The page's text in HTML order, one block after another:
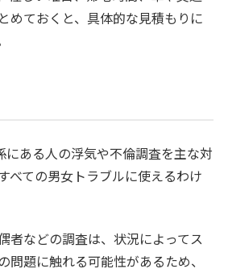
めておくと、具体的な見積もりに
ある人の浮気や不倫調査を主な対
べての男女トラブルに使えるわけ
者などの調査は、状況によってス
問題に触れる可能性があるため、